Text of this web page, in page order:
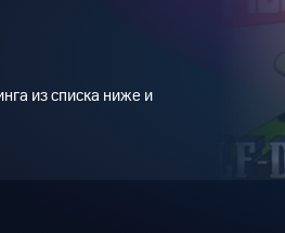
из списка ниже и